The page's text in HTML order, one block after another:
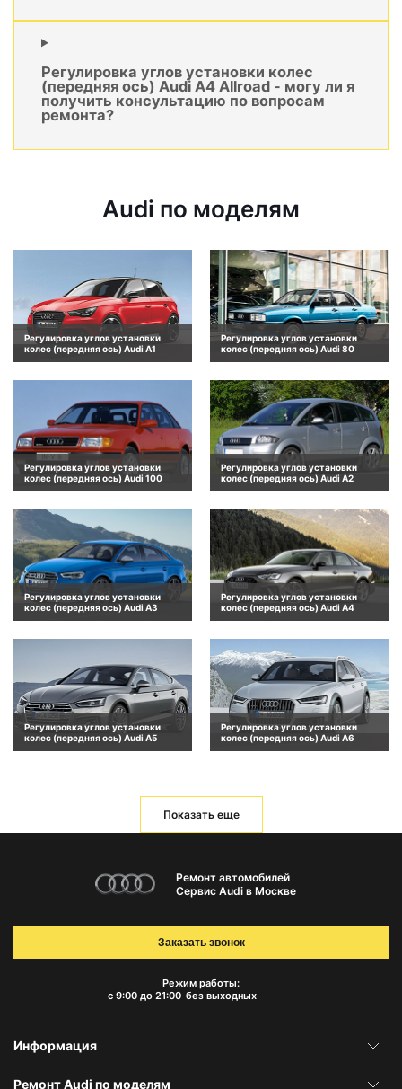
Регулировка углов установки колес
(передняя ось) Audi A4 Allroad - могу ли я
получить консультацию по вопросам
ремонта?
Audi по моделям
Регулировка углов установки
колес (передняя ось) Audi A1
Регулировка углов установки
колес (передняя ось) Audi 80
Регулировка углов установки
колес (передняя ось) Audi 100
Регулировка углов установки
колес (передняя ось) Audi A2
Регулировка углов установки
колес (передняя ось) Audi A3
Регулировка углов установки
колес (передняя ось) Audi A4
Регулировка углов установки
колес (передняя ось) Audi A5
Регулировка углов установки
колес (передняя ось) Audi A6
Показать еще
Ремонт автомобилей
Сервис Audi в Москве
Режим работы:
с 9:00 до 21:00 без выходных
Заказать звонок
Информация
Ремонт Audi по моделям